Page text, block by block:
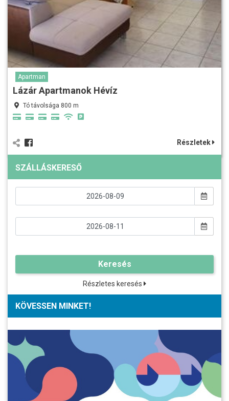
Apartman
Lázár Apartmanok Hévíz
Tó távolsága 800 m
Részletek
SZÁLLÁSKERESŐ
Keresés
Részletes keresés
KÖVESSEN MINKET!